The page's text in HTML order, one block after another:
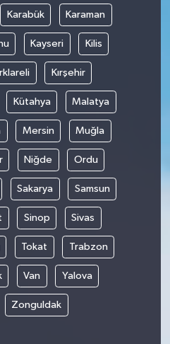
Karabük Karaman
Kayseri Kilis
Kırşehir
Kütahya Malatya
Mersin Muğla
Niğde Ordu
Sakarya Samsun
Sinop Sivas
Tokat Trabzon
Van Yalova
Zonguldak